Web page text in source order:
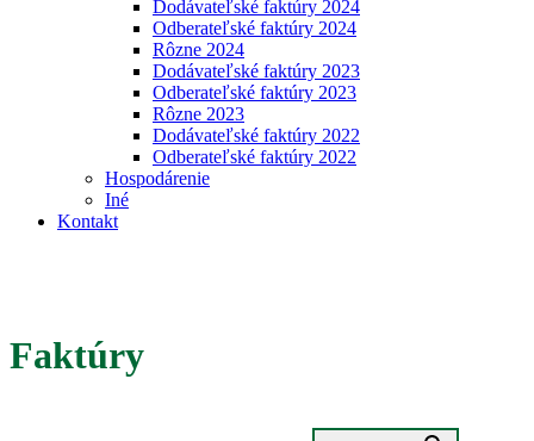
Dodávateľské faktúry 2024
Odberateľské faktúry 2024
Rôzne 2024
Dodávateľské faktúry 2023
Odberateľské faktúry 2023
Rôzne 2023
Dodávateľské faktúry 2022
Odberateľské faktúry 2022
Hospodárenie
Iné
Kontakt
Faktúry